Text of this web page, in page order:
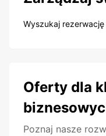
Wyszukaj rezerwację
Oferty dla
Poznaj nasze